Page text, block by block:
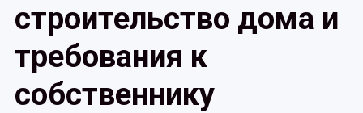
строительство дома и
требования к
собственнику